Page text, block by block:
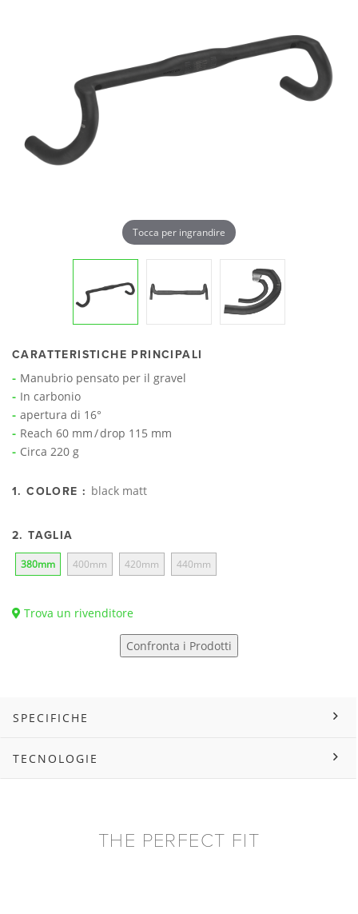
Tocca per ingrandire
CARATTERISTICHE PRINCIPALI
Manubrio pensato per il gravel
In carbonio
apertura di 16°
Reach 60 mm / drop 115 mm
Circa 220 g
1. COLORE : black matt
2. TAGLIA
380mm 400mm 420mm 440mm
Trova un rivenditore
Confronta i Prodotti
SPECIFICHE
TECNOLOGIE
THE PERFECT FIT